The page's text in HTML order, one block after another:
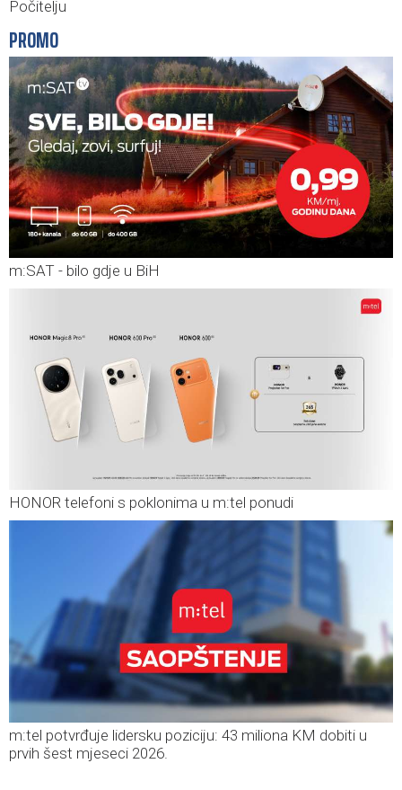
Počitelju
PROMO
m:SAT - bilo gdje u BiH
HONOR telefoni s poklonima u m:tel ponudi
m:tel potvrđuje lidersku poziciju: 43 miliona KM dobiti u
prvih šest mjeseci 2026.